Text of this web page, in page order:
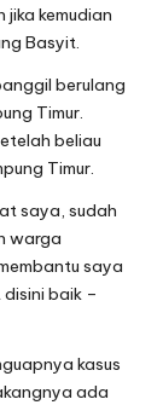
kemudian
Basyit.
berulang
Timur.
beliau
Timur.
saya, sudah
warga
saya
baik –
kasus
ada